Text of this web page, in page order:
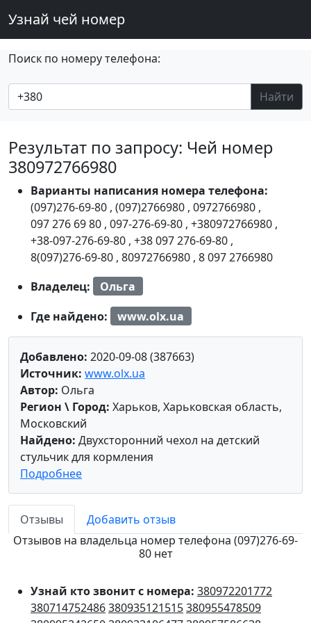
Узнай чей номер
Поиск по номеру телефона:
Найти
Результат по запросу: Чей номер
380972766980
Варианты написания номера телефона:
(097)276-69-80 , (097)2766980 , 0972766980 ,
097 276 69 80 , 097-276-69-80 , +380972766980 ,
+38-097-276-69-80 , +38 097 276-69-80 ,
8(097)276-69-80 , 80972766980 , 8 097 2766980
Владелец:
Ольга
Где найдено:
www.olx.ua
Добавлено: 2020-09-08 (387663)
Источник: www.olx.ua
Автор: Ольга
Регион \ Город: Харьков, Харьковская область,
Московский
Найдено: Двухсторонний чехол на детский
стульчик для кормления
Подробнее
Отзывы
Добавить отзыв
Отзывов на владельца номер телефона (097)276-69-
80 нет
Узнай кто звонит с номера: 380972201772
380714752486380935121515380955478509